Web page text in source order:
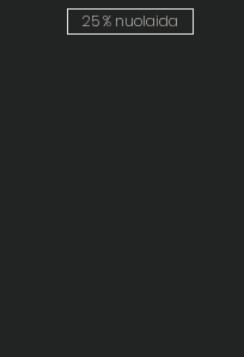
25 % nuolaida